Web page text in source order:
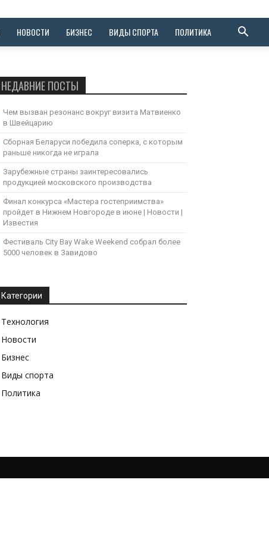
НОВОСТИ БИЗНЕС ВИДЫ СПОРТА ПОЛИТИКА
НЕДАВНИЕ ПОСТЫ
Чем вызван резонанс вокруг визита Матвиенко
в Швейцарию
Сборная Беларуси победила соперка, с которым
раньше никогда не играла
Зарубежные страны заинтересовались
продукцией московского производства
Финал конкурса «Мастера гостеприимства»
пройдет в Нижнем Новгороде в июне | Новости |
Известия
Фестиваль City Bay Wake Weekend собрал более
5000 человек в Завидово
Категории
Технология
Новости
Бизнес
Виды спорта
Политика